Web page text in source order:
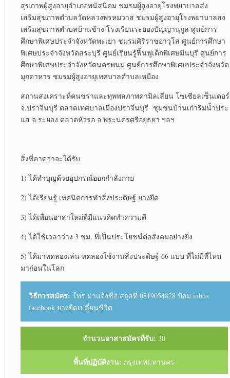
สุขภาพผู้สูงอายุอำเภอพนัสนิคม ชมรมผู้สูงอายุโรงพยาบาลส่ง
เสริมสุขภาพตำบลวัดหลวงพรหมวาส ชมรมผู้สูงอายุโรงพยาบาลส่ง
เสริมสุขภาพตำบลบ้านช้าง โรงเรียนระยองปัญญานุกูล ศูนย์การ
ศึกษาพิเศษประจำจังหวัดพะเยา ชมรมศิริราชอาวุโส ศูนย์การศึกษา
พิเศษประจำจังหวัดสระบุรี ศูนย์เรียนรู้ฟื้นฟูเด็กพิเศษมีนบุรี ศูนย์การ
ศึกษาพิเศษประจำจังหวัดนครพนม ศูนย์การศึกษาพิเศษประจำจังหวัด
มุกดาหาร ชมรมผู้สูงอายุเทศบาลตำบลเหมือง
สถานสงเคราะห์คนชราและทุพพลภาพคามิลเลียน โซเซียลเซ็นเตอร์
จ.ปราจีนบุรี ตลาดเทศบาลเมืองปราจีนบุรี ชุมชนบ้านเก่าริมน้ำประ
แส จ.ระยอง ตลาดหัวรอ จ.พระนครศรีอยุธยา ฯลฯ
สิ่งที่คาดว่าจะได้รับ
1) ได้ทำบุญด้วยอุปกรณ์ออกกำลังกาย
2) ได้เรียนรู้ เทคนิคการทำสิ่งประดิษฐ์ ยางยืด
3) ได้เพื่อนอาสาใหม่ที่มีแนวคิดทำความดี
4) ได้ใช้เวลาว่าง 3 ชม. ที่เป็นประโยชน์ต่อสังคมอย่างยิ่ง
5) ได้มาทดลองเล่น ทดลองใช้งานสิ่งประดิษฐ์ 66 แบบ ที่ไม่มีที่ไหน
มาก่อนในโลก
วิธีการสมัคร: โทร มาแจ้งชื่อ สกุลที่ 0819054828 ป้อม inbox
facebook ยางยืดเปลี่ยนชีวิต
จำนวนอาสาสมัครที่รับ: 30
พื้นที่ปฏิบัติงาน: กรุงเทพมหานคร